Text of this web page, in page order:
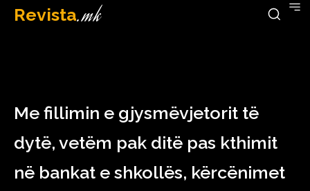
Revista.mk
February 3, 2023
Me fillimin e gjysmëvjetorit të
dytë, vetëm pak ditë pas kthimit
në bankat e shkollës, kërcënimet